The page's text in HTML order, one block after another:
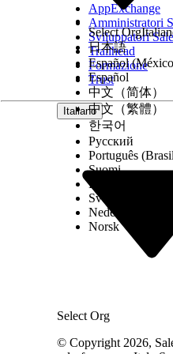
AppExchange
Amministratori
Sviluppatori
Trailhead
Formazione
Trust
Italiano
Select Org
Select Org
日本語
Español
Español
中文（简体）
中文（繁體）
한국어
Русский
Português
Suomi
Dansk
Svenska
Nederlands
Norsk
© Copyright 2026,